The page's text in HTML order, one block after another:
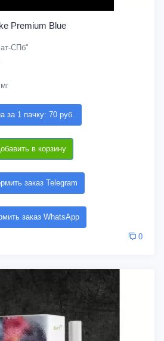
Premium Blue
СПб"
за 1 пачку: 70 руб.
в корзину
заказ Telegram
заказ WhatsApp
0